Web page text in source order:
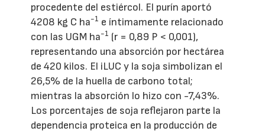
procedente del estiércol. El purín aportó
4208 kg C ha-1 e íntimamente relacionado
con las UGM ha-1 (r = 0,89 P < 0,001),
representando una absorción por hectárea
de 420 kilos. El iLUC y la soja simbolizan el
26,5% de la huella de carbono total;
mientras la absorción lo hizo con -7,43%.
Los porcentajes de soja reflejaron parte la
dependencia proteica en la producción de